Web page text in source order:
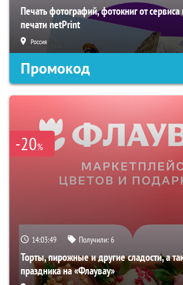
Печать фотографий, фотокниг от
печати netPrint
Россия
Промокод
-20%
14:03:48 Получили:6
Торты, пирожные и другие сладости, а
праздника на «Флаувау»